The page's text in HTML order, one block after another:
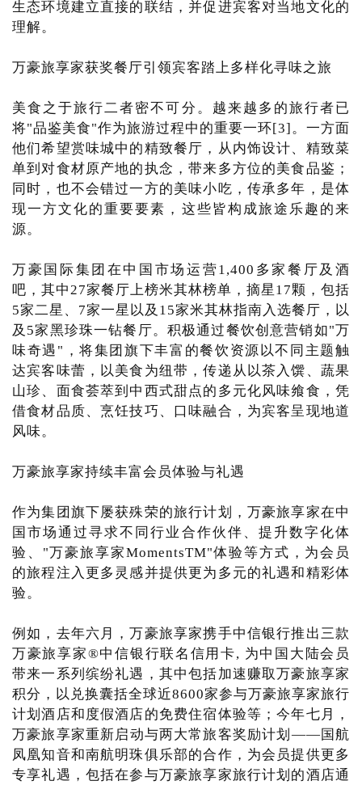
生态环境建立直接的联结，并促进宾客对当地文化的
理解。
万豪旅享家获奖餐厅引领宾客踏上多样化寻味之旅
美食之于旅行二者密不可分。越来越多的旅行者已
将"品鉴美食"作为旅游过程中的重要一环[3]。一方面
他们希望赏味城中的精致餐厅，从内饰设计、精致菜
单到对食材原产地的执念，带来多方位的美食品鉴；
同时，也不会错过一方的美味小吃，传承多年，是体
现一方文化的重要要素，这些皆构成旅途乐趣的来
源。
万豪国际集团在中国市场运营1,400多家餐厅及酒
吧，其中27家餐厅上榜米其林榜单，摘星17颗，包括
5家二星、7家一星以及15家米其林指南入选餐厅，以
及5家黑珍珠一钻餐厅。积极通过餐饮创意营销如"万
味奇遇"，将集团旗下丰富的餐饮资源以不同主题触
达宾客味蕾，以美食为纽带，传递从以茶入馔、蔬果
山珍、面食荟萃到中西式甜点的多元化风味飨食，凭
借食材品质、烹饪技巧、口味融合，为宾客呈现地道
风味。
万豪旅享家持续丰富会员体验与礼遇
作为集团旗下屡获殊荣的旅行计划，万豪旅享家在中
国市场通过寻求不同行业合作伙伴、提升数字化体
验、"万豪旅享家MomentsTM"体验等方式，为会员
的旅程注入更多灵感并提供更为多元的礼遇和精彩体
验。
例如，去年六月，万豪旅享家携手中信银行推出三款
万豪旅享家®中信银行联名信用卡, 为中国大陆会员
带来一系列缤纷礼遇，其中包括加速赚取万豪旅享家
积分，以兑换囊括全球近8600家参与万豪旅享家旅行
计划酒店和度假酒店的免费住宿体验等；今年七月，
万豪旅享家重新启动与两大常旅客奖励计划——国航
凤凰知音和南航明珠俱乐部的合作，为会员提供更多
专享礼遇，包括在参与万豪旅享家旅行计划的酒店通